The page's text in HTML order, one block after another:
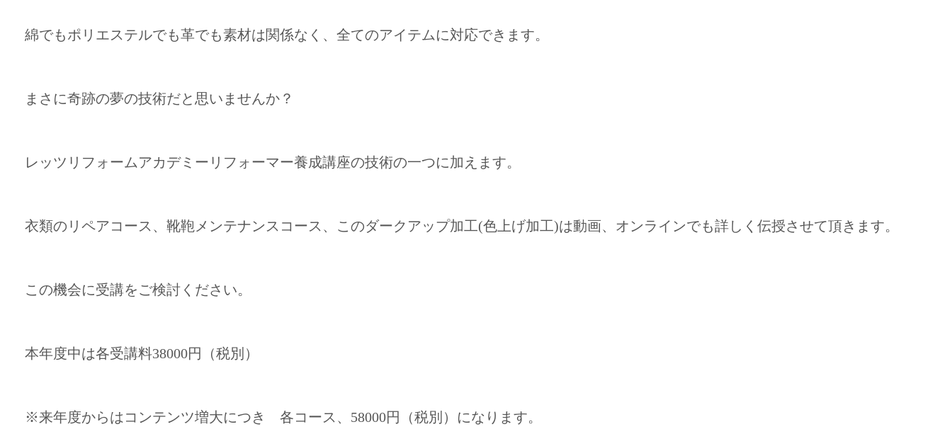
綿でもポリエステルでも革でも素材は関係なく、全てのアイテムに対応できます。
まさに奇跡の夢の技術だと思いませんか？
レッツリフォームアカデミーリフォーマー養成講座の技術の一つに加えます。
衣類のリペアコース、靴鞄メンテナンスコース、このダークアップ加工(色上げ加工)は動画、オンラインでも詳しく伝授させて頂きます。
この機会に受講をご検討ください。
本年度中は各受講料38000円（税別）
※来年度からはコンテンツ増大につき 各コース、58000円（税別）になります。